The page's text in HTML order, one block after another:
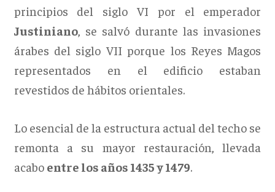
principios del siglo VI por el emperador
Justiniano, se salvó durante las invasiones
árabes del siglo VII porque los Reyes Magos
representados en el edificio estaban
revestidos de hábitos orientales.
Lo esencial de la estructura actual del techo se
remonta a su mayor restauración, llevada
acabo entre los años 1435 y 1479.